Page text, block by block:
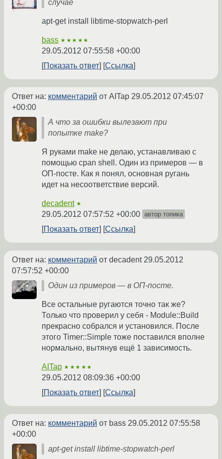
случае
apt-get install libtime-stopwatch-perl
bass ★★★★★
29.05.2012 07:55:58 +00:00
Показать ответ
Ссылка
Ответ на: комментарий от AITap 29.05.2012 07:45:07
+00:00
А что за ошибки вылезают при
попытке make?
Я руками make не делаю, устанавливаю с
помощью cpan shell. Один из примеров — в
ОП-посте. Как я понял, основная ругань
идет на несоответствие версий.
decadent ★
29.05.2012 07:57:52 +00:00 автор топика
Показать ответ Ссылка
Ответ на: комментарий от decadent29.05.2012
07:57:52 +00:00
Один из примеров — в ОП-посте.
Все остальные ругаются точно так же?
Только что проверил у себя - Module::Build
прекрасно собрался и установился. После
этого Timer::Simple тоже поставился вполне
нормально, вытянув ещё 1 зависимость.
AITap ★★★★★
29.05.2012 08:09:36 +00:00
Показать ответ
Ссылка
Ответ на: комментарий от bass 29.05.2012 07:55:58
+00:00
apt-get install libtime-stopwatch-perl